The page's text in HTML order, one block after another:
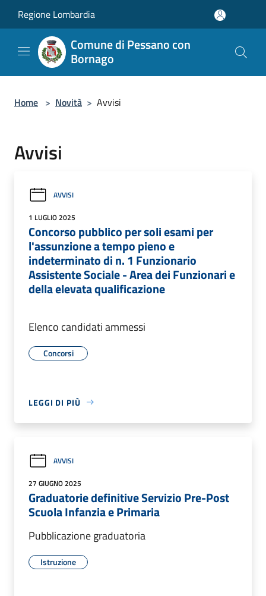
Regione Lombardia
Comune di Pessano con
Bornago
Home > Novità > Avvisi
Avvisi
AVVISI
1 LUGLIO 2025
Concorso pubblico per soli esami per
l'assunzione a tempo pieno e
indeterminato di n. 1 Funzionario
Assistente Sociale - Area dei Funzionari e
della elevata qualificazione
Elenco candidati ammessi
Concorsi
LEGGI DI PIÙ
AVVISI
27 GIUGNO 2025
Graduatorie definitive Servizio Pre-Post
Scuola Infanzia e Primaria
Pubblicazione graduatoria
Istruzione